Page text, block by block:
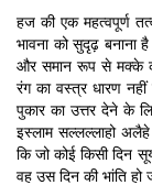
हज की एक महत्वपूर्ण
भावना को सुदृढ़
और समान रूप से मक्के
रंग का वस्त्र धारण
पुकार का उत्तर देने के
इस्लाम सल्लल्लाहो
कि जो कोई किसी दिन
वह उस दिन की भांति